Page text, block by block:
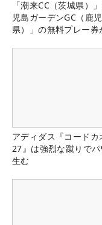
「潮来CC（茨城県）
児島ガーデンGC（鹿
県）」の無料プレー券
アディダス『コードカ
27』は強烈な蹴りで
生む